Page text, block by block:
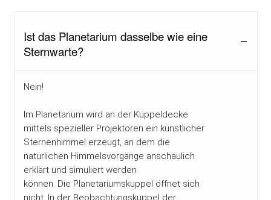
Ist das Planetarium dasselbe wie eine
Sternwarte?
Nein!
Im Planetarium wird an der Kuppeldecke
mittels spezieller Projektoren ein künstlicher
Sternenhimmel erzeugt, an dem die
natürlichen Himmelsvorgänge anschaulich
erklärt und simuliert werden
können. Die Planetariumskuppel öffnet sich
nicht. In der Beobachtungskuppel der